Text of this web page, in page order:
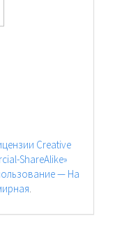
Creative
ShareAlike»
— На
.